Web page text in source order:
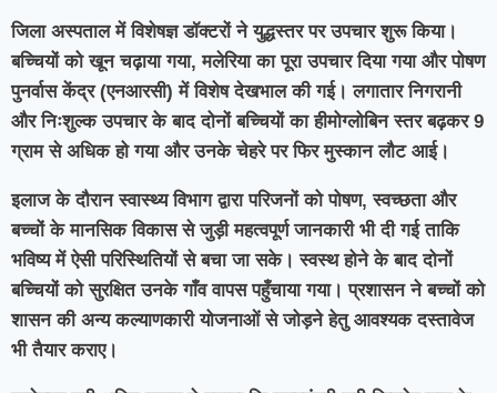
जिला अस्पताल में विशेषज्ञ डॉक्टरों ने युद्धस्तर पर उपचार शुरू किया।
बच्चियों को खून चढ़ाया गया, मलेरिया का पूरा उपचार दिया गया और पोषण
पुनर्वास केंद्र (एनआरसी) में विशेष देखभाल की गई। लगातार निगरानी
और निःशुल्क उपचार के बाद दोनों बच्चियों का हीमोग्लोबिन स्तर बढ़कर 9
ग्राम से अधिक हो गया और उनके चेहरे पर फिर मुस्कान लौट आई।
इलाज के दौरान स्वास्थ्य विभाग द्वारा परिजनों को पोषण, स्वच्छता और
बच्चों के मानसिक विकास से जुड़ी महत्वपूर्ण जानकारी भी दी गई ताकि
भविष्य में ऐसी परिस्थितियों से बचा जा सके। स्वस्थ होने के बाद दोनों
बच्चियों को सुरक्षित उनके गाँव वापस पहुँचाया गया। प्रशासन ने बच्चों को
शासन की अन्य कल्याणकारी योजनाओं से जोड़ने हेतु आवश्यक दस्तावेज
भी तैयार कराए।